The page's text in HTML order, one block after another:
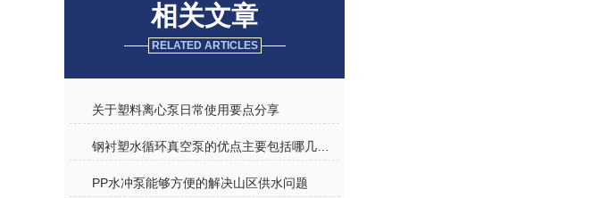
相关文章
RELATED ARTICLES
关于塑料离心泵日常使用要点分享
PP水冲泵能够方便的解决山区供水问题